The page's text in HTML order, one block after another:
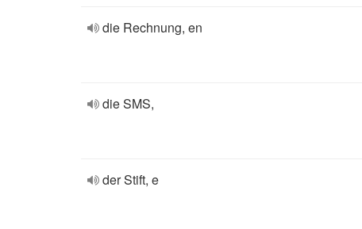
die Rechnung, en
die SMS,
der Stift, e